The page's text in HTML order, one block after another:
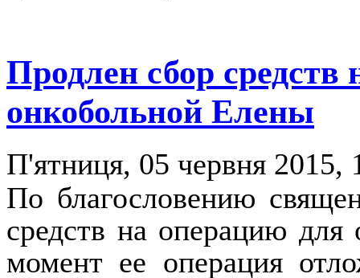
Продлен сбор
онкобольной Елены
П'ятниця, 05 червня 2015,
По благословению
средств на операцию
момент ее операция